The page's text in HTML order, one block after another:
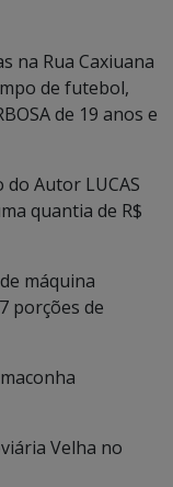
na Rua Caxiuana
de futebol,
de 19 anos e
Autor LUCAS
quantia de R$
máquina
porções de
Velha no